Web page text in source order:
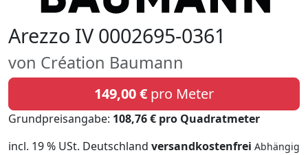
Arezzo IV 0002695-0361
von Création Baumann
149,00 € pro Meter
Grundpreisangabe: 108,76 € pro Quadratmeter
incl. 19 % USt. Deutschland versandkostenfrei Abhängig